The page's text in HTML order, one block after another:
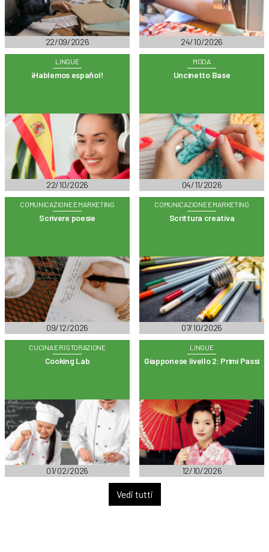
22/09/2026 24/10/2026
LINGUE
¡Hablemos español!
22/10/2026
MODA
Uncinetto Base
04/11/2026
COMUNICAZIONE E MARKETING
Scrivere poesie
09/12/2026
COMUNICAZIONE E MARKETING
Scrittura creativa
07/10/2026
CUCINA E RISTORAZIONE
Cooking Lab
01/02/2026
LINGUE
Giapponese livello 2: Primi Passi
12/10/2026
Vedi tutti